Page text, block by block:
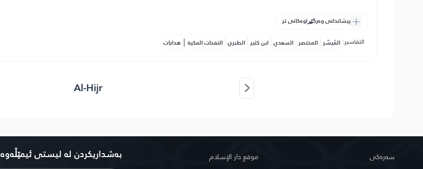
پیشاندانی وەرگێڕاوەکانی تر
التفاسير: المُيسَّر المختصر السعدي ابن كثير الطبري النفحات المكية | هدايات
Al-Hijr
سه‌ره‌كی
موقع دار الإسلام
بەشداریکردن لە لیستی ئیمێڵەوە